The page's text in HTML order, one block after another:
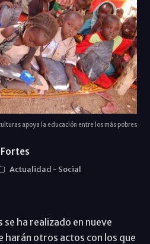
apoya la educación entre los más pobres
Fortes
Actualidad - Social
ha realizado en nueve
harán otros actos con los que